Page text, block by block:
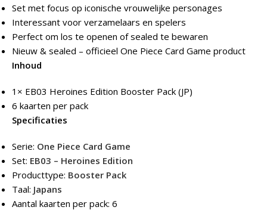
Set met focus op iconische vrouwelijke personages
Interessant voor verzamelaars en spelers
Perfect om los te openen of sealed te bewaren
Nieuw & sealed – officieel One Piece Card Game product
Inhoud
1× EB03 Heroines Edition Booster Pack (JP)
6 kaarten per pack
Specificaties
Serie: One Piece Card Game
Set: EB03 – Heroines Edition
Producttype: Booster Pack
Taal: Japans
Aantal kaarten per pack: 6